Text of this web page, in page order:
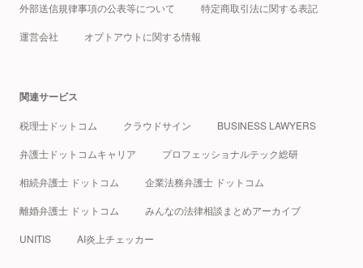
外部送信規律事項の公表等について 特定商取引法に関する表記
運営会社 オプトアウトに関する情報
関連サービス
税理士ドットコム クラウドサイン BUSINESS LAWYERS
弁護士ドットコムキャリア プロフェッショナルテック総研
相続弁護士 ドットコム 企業法務弁護士 ドットコム
離婚弁護士 ドットコム みんなの法律相談まとめアーカイブ
UNITIS AI炎上チェッカー